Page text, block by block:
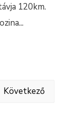
120km.
...
Következő